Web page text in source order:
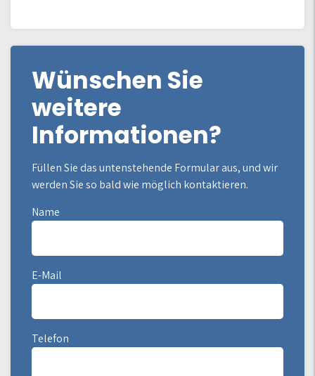
Wünschen Sie
weitere
Informationen?
Füllen Sie das untenstehende Formular aus, und wir
werden Sie so bald wie möglich kontaktieren.
Name
E-Mail
Telefon